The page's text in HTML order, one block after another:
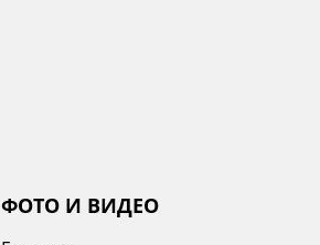
ФОТО И ВИДЕО